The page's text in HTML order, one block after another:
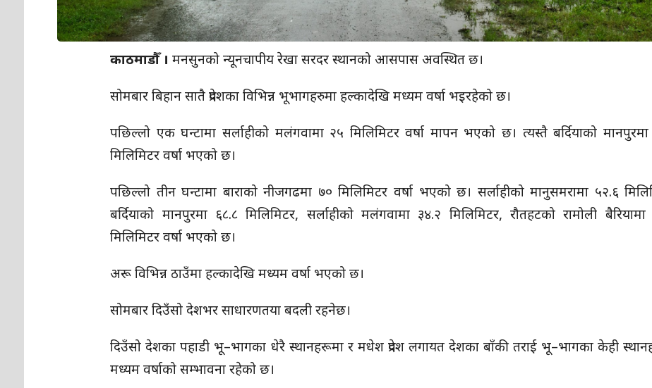
काठमाडौँ । मनसुनको न्यूनचापीय रेखा सरदर स्थानको आसपास अवस्थित छ।
सोमबार बिहान सातै प्रदेशका विभिन्न भूभागहरुमा हल्कादेखि मध्यम वर्षा भइरहेको छ।
पछिल्लो एक घन्टामा सर्लाहीको मलंगवामा २५ मिलिमिटर वर्षा मापन भएको छ। त्यस्तै बर्दियाको
मिलिमिटर वर्षा भएको छ।
पछिल्लो तीन घन्टामा बाराको नीजगढमा ७० मिलिमिटर वर्षा भएको छ। सर्लाहीको मानुसमरामा ५२.६
बर्दियाको मानपुरमा ६८.८ मिलिमिटर, सर्लाहीको मलंगवामा ३४.२ मिलिमिटर, रौतहटको रामोली
मिलिमिटर वर्षा भएको छ।
अरू विभिन्न ठाउँमा हल्कादेखि मध्यम वर्षा भएको छ।
सोमबार दिउँसो देशभर साधारणतया बदली रहनेछ।
दिउँसो देशका पहाडी भू–भागका धेरै स्थानहरूमा र मधेश प्रदेश लगायत देशका बाँकी तराई भू–भागका केही
मध्यम वर्षाको सम्भावना रहेको छ।